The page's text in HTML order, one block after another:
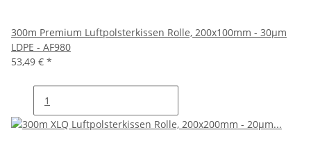
300m Premium Luftpolsterkissen Rolle, 200x100mm - 30µm
LDPE - AF980
53,49 € *